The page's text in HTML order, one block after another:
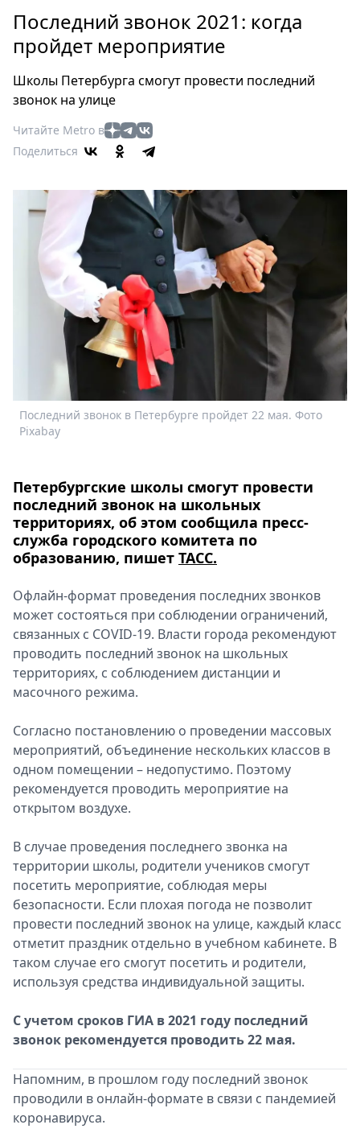
Россия
Мир
Еда
Туризм
Мода
Театр
Афиша
Книги
Выставки
Пресс-
релизы
О
Metro
Стримы
Спецпроекты
Звезды
Выборы
Последний звонок 2021: когда
пройдет мероприятие
Школы Петербурга смогут провести последний
звонок на улице
Читайте Metro в
Поделиться
Последний звонок в Петербурге пройдет 22 мая. Фото
Pixabay
Петербургские школы смогут провести
последний звонок на школьных
территориях, об этом сообщила пресс-
служба городского комитета по
образованию, пишет ТАСС.
Офлайн-формат проведения последних звонков
может состояться при соблюдении ограничений,
связанных с COVID-19. Власти города рекомендуют
проводить последний звонок на школьных
территориях, с соблюдением дистанции и
масочного режима.
Согласно постановлению о проведении массовых
мероприятий, объединение нескольких классов в
одном помещении – недопустимо. Поэтому
рекомендуется проводить мероприятие на
открытом воздухе.
В случае проведения последнего звонка на
территории школы, родители учеников смогут
посетить мероприятие, соблюдая меры
безопасности. Если плохая погода не позволит
провести последний звонок на улице, каждый класс
отметит праздник отдельно в учебном кабинете. В
таком случае его смогут посетить и родители,
используя средства индивидуальной защиты.
С учетом сроков ГИА в 2021 году последний
звонок рекомендуется проводить 22 мая.
Напомним, в прошлом году последний звонок
проводили в онлайн-формате в связи с пандемией
коронавируса.